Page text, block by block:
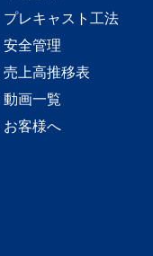
プレキャスト工法
安全管理
売上高推移表
動画一覧
お客様へ